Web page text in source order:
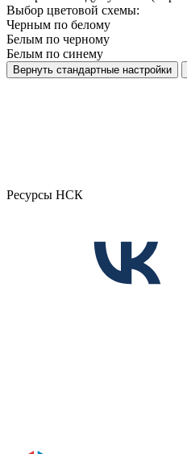
Выбор цветовой схемы:
Черным по белому
Белым по черному
Белым по синему
Вернуть стандартные настройки
Ресурсы НСК